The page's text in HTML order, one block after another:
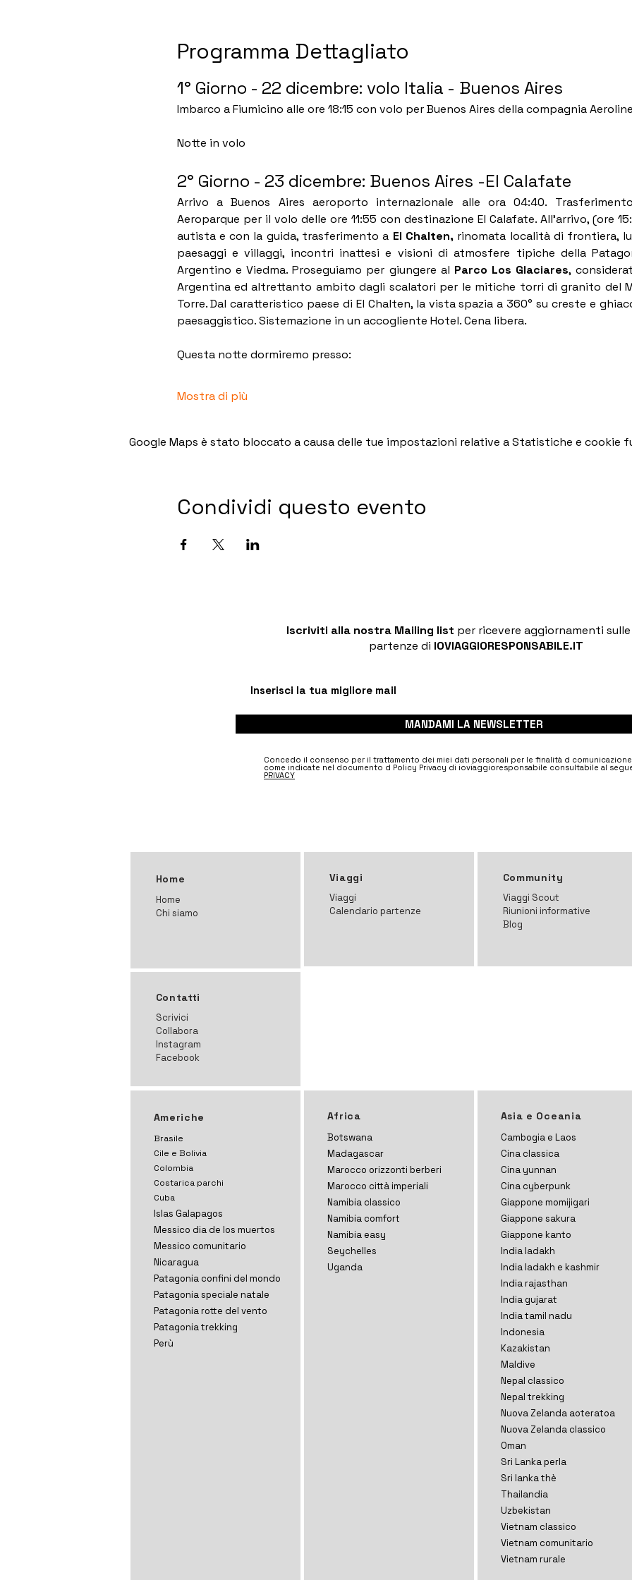
Programma Dettagliato
1° Giorno - 22 dicembre: volo Italia - Buenos Aires
Imbarco a Fiumicino alle ore 18:15 con volo per Buenos Aires della compagnia
Notte in volo
2° Giorno - 23 dicembre: Buenos Aires -El Calafate
Arrivo a Buenos Aires aeroporto internazionale alle ora 04:40.
Aeroparque per il volo delle ore 11:55 con destinazione El Calafate. All’arrivo, (ore
autista e con la guida, trasferimento a El Chalten, rinomata località di frontiera,
paesaggi e villaggi, incontri inattesi e visioni di atmosfere tipiche della
Argentino e Viedma. Proseguiamo per giungere al Parco Los Glaciares,
Argentina ed altrettanto ambito dagli scalatori per le mitiche torri di granito del
Torre. Dal caratteristico paese di El Chalten, la vista spazia a 360° su creste e
paesaggistico. Sistemazione in un accogliente Hotel. Cena libera.
Questa notte dormiremo presso:
Mostra di più
Google Maps è stato bloccato a causa delle tue impostazioni relative a Statistiche e cookie
Condividi questo evento
Iscriviti alla nostra Mailing list per ricevere aggiornamenti
partenze di IOVIAGGIORESPONSABILE.IT
MANDAMI LA NEWSLETTER
Concedo il consenso per il trattamento dei miei dati personali per le finalità d
come indicate nel documento d Policy Privacy di ioviaggioresponsabile consultabile al
PRIVACY
Home
Home
Chi siamo
Viaggi
Viaggi
Calendario partenze
Community
Viaggi Scout
Riunioni informative
Blog
Contatti
Scrivici
Collabora
Instagram
Facebook
Americhe
Brasile
Cile e Bolivia
Colombia
Costarica parchi
Cuba
Islas Galapagos
Messico dia de los muertos
Messico comunitario
Nicaragua
Patagonia confini del mondo
Patagonia speciale natale
Patagonia rotte del vento
Patagonia trekking
Perù
Africa
Botswana
Madagascar
Marocco orizzonti berberi
Marocco città imperiali
Namibia classico
Namibia comfort
Namibia easy
Seychelles
Uganda
Asia e Oceania
Cambogia e Laos
Cina classica
Cina yunnan
Cina cyberpunk
Giappone momijigari
Giappone sakura
Giappone kanto
India ladakh
India ladakh e kashmir
India rajasthan
India gujarat
India tamil nadu
Indonesia
Kazakistan
Maldive
Nepal classico
Nepal trekking
Nuova Zelanda aoteratoa
Nuova Zelanda classico
Oman
Sri Lanka perla
Sri lanka thè
Thailandia
Uzbekistan
Vietnam classico
Vietnam comunitario
Vietnam rurale